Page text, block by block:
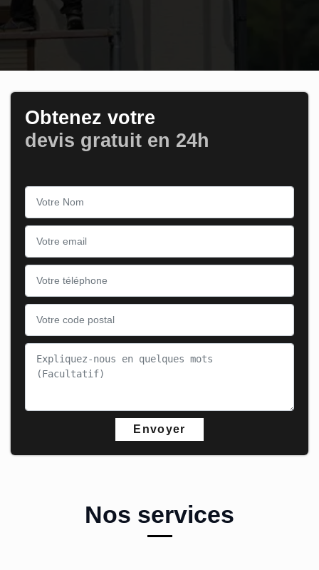
Obtenez votre
devis gratuit en 24h
Nos services